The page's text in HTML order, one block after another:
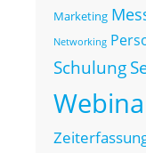
Marketing
Networking
Schulung